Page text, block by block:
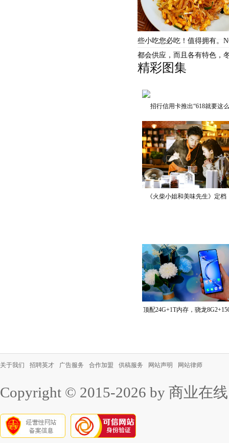
些小吃您必吃！值得拥有。
都会供应，而且各有特色，
精彩图集
招行信用卡推出“618就要这
《火柴小姐和美味先生》定档
顶配24G+1T内存，骁龙
关于我们 招聘英才 广告服务 合作加盟 供稿服务 网站声明 网站律师
Copyright © 2015-2026 by 商业在